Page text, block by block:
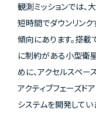
観測ミッションでは、
短時間でダウンリン
傾向にあります。搭
に制約がある小型衛
めに、アクセルスペ
アクティブフェーズド
システムを開発してい